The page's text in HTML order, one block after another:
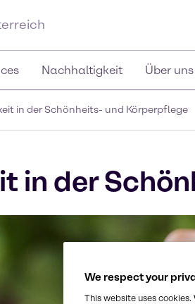
Nachhaltigkeit Über uns
in der Schönheits- und Körperpflege
in der
We respect your
This website uses